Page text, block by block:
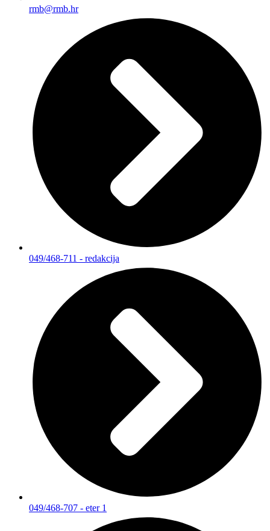
rmb@rmb.hr
049/468-711 - redakcija
049/468-707 - eter 1